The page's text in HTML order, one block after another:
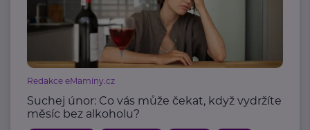
Redakce eMaminy.cz
Suchej únor: Co vás může čekat, když vydržíte
měsíc bez alkoholu?